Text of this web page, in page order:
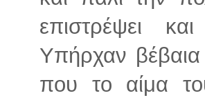
επιστρέψει
Υπήρχαν βέβαια
που το αίμα